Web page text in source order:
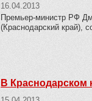
16.04.2013
Премьер-министр РФ
(Краснодарский край),
В Краснодарском